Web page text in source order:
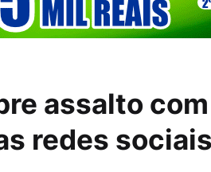
assalto
redes